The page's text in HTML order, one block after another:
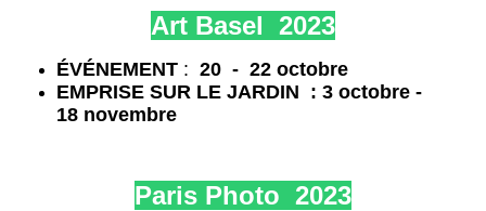
Art Basel 2023
ÉVÉNEMENT : 20 - 22 octobre
EMPRISE SUR LE JARDIN : 3 octobre -
18 novembre
Paris Photo 2023